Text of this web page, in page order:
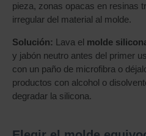
pieza, zonas opacas en resinas
irregular del material al molde.
Solución: Lava el molde
y jabón neutro antes del primer
con un paño de microfibra o
productos con alcohol o
degradar la silicona.